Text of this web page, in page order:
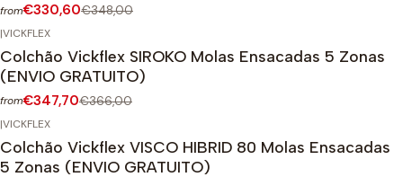
from€330,60€348,00
|VICKFLEX
Colchão Vickflex SIROKO Molas Ensacadas 5 Zonas
(ENVIO GRATUITO)
from€347,70€366,00
|VICKFLEX
Colchão Vickflex VISCO HIBRID 80 Molas Ensacadas
5 Zonas (ENVIO GRATUITO)